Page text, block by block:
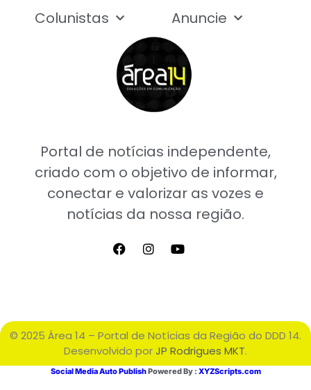
Portal de notícias independente,
criado com o objetivo de informar,
conectar e valorizar as vozes e
notícias da nossa região.
Colunistas
Anuncie
© 2025 Área 14 – Portal de Notícias da Região do DDD 14.
Desenvolvido porJP Rodrigues MKT.
Social Media Auto PublishPowered By : XYZScripts.com